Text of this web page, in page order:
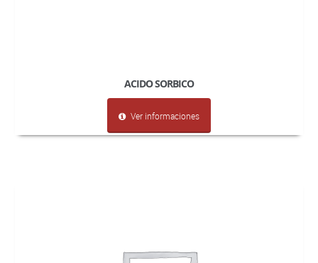
ACIDO SORBICO
Ver informaciones